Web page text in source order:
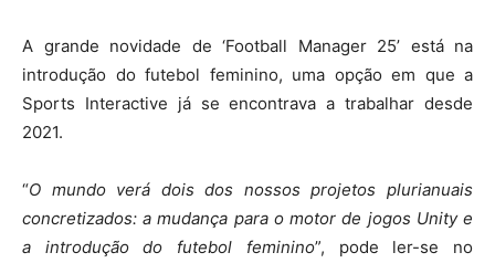
A grande novidade de ‘Football Manager 25’ está na
introdução do futebol feminino, uma opção em que a
Sports Interactive já se encontrava a trabalhar desde
2021.
“O mundo verá dois dos nossos projetos plurianuais
concretizados: a mudança para o motor de jogos Unity e
a introdução do futebol feminino”, pode ler-se no